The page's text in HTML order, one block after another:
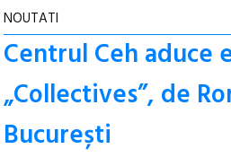
NOUTATI
Centrul Ceh aduce
„Collectives”, de
București